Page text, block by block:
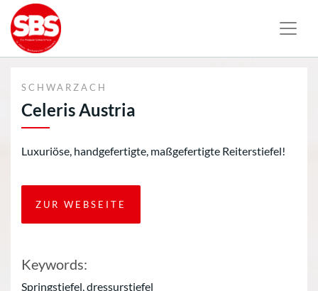
SCHWARZACH
Celeris Austria
Luxuriöse, handgefertigte, maßgefertigte Reiterstiefel!
ZUR WEBSEITE
Keywords:
Springstiefel, dressurstiefel